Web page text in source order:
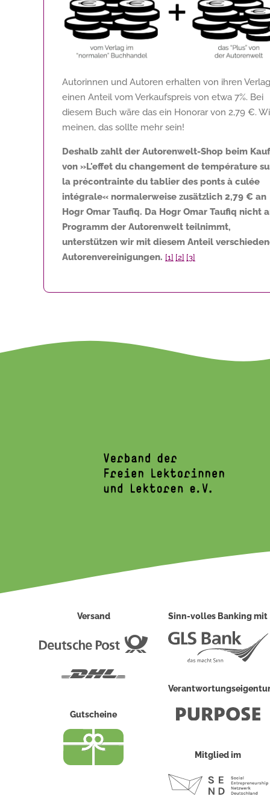
Autorinnen und Autoren erhalten von ihren
einen Anteil vom Verkaufspreis von etwa 7%. Bei
diesem Buch wäre das ein Honorar von 2,79 €.
meinen, das sollte mehr sein!
Deshalb zahlt der Autorenwelt-Shop beim Kauf
von »L'effet du changement de température
la précontrainte du tablier des ponts à culée
intégrale« normalerweise zusätzlich 2,79 € an
Hogr Omar Taufiq. Da Hogr Omar Taufiq nicht
Programm der Autorenwelt teilnimmt,
unterstützen wir mit diesem Anteil
Autorenvereinigungen. [1] [2] [3]
Versand
Deutsche
Gutscheine
Sinn-volles Banking mit
Mitglied im